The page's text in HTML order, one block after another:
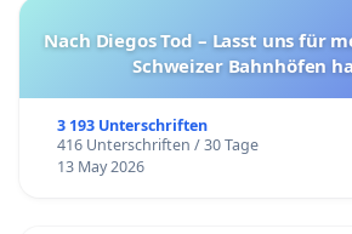
Nach Diegos Tod – Lasst uns für
Schweizer Bahnhöfen
3 193 Unterschriften
416 Unterschriften / 30 Tage
13 May 2026